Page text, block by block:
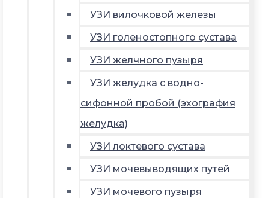
УЗИ вилочковой железы
УЗИ голеностопного сустава
УЗИ желчного пузыря
УЗИ желудка с водно-
сифонной пробой (эхография
желудка)
УЗИ локтевого сустава
УЗИ мочевыводящих путей
УЗИ мочевого пузыря